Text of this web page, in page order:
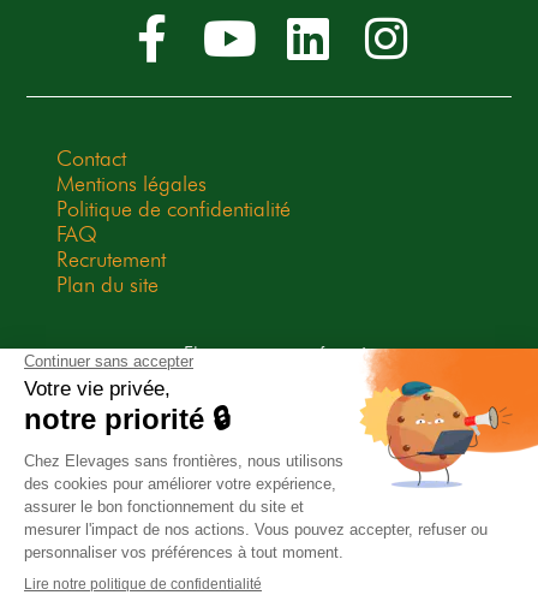
Contact
Mentions légales
Politique de confidentialité
FAQ
Recrutement
Plan du site
Elevages sans frontières est une
association Don en Confiance
depuis 2009. Don en Confiance est
un organisme indépendant qui
contrôle la bonne utilisation des
dons.
Association habilitée à recevoir des legs, donations et
assurances-vie.